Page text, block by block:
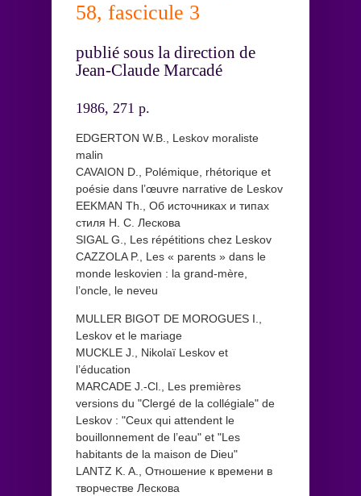
58, fascicule 3
publié sous la direction de
Jean-Claude Marcadé
1986, 271 p.
EDGERTON W.B., Leskov moraliste
malin
CAVAION D., Polémique, rhétorique et
poésie dans l’œuvre narrative de Leskov
EEKMAN Th., Об источниках и типах
стиля Н. С. Лескова
SIGAL G., Les répétitions chez Leskov
CAZZOLA P., Les « parents » dans le
monde leskovien : la grand-mère,
l’oncle, le neveu
MULLER BIGOT DE MOROGUES I.,
Leskov et le mariage
MUCKLE J., Nikolaï Leskov et
l’éducation
MARCADE J.-Cl., Les premières
versions du "Clergé de la collégiale" de
Leskov : "Ceux qui attendent le
bouillonnement de l’eau" et "Les
habitants de la maison de Dieu"
LANTZ K. A., Отношение к времени в
творчестве Лескова